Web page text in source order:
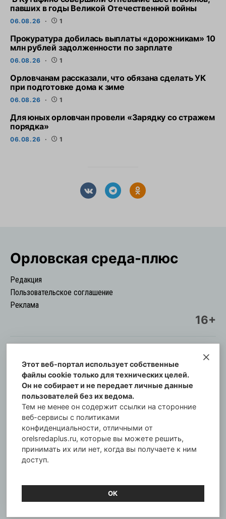
павших в годы Великой Отечественной войны
06.08.26 1
Прокуратура добилась выплаты «дорожникам» 10
млн рублей задолженности по зарплате
06.08.26 1
Орловчанам рассказали, что обязана сделать УК
при подготовке дома к зиме
06.08.26 1
Для юных орловчан провели «Зарядку со стражем
порядка»
06.08.26 1
Орловская cреда-плюс
Редакция
Пользовательское соглашение
Реклама
16+
© Информационный городской портал
Орловская cреда-плюс, 2021-2026
Свидетельство о регистрации СМИ: ПИ №57-
00254 от 29 октября 2013 г.
Газета зарегистрирована Управлением
Федеральной службы по надзору в сфере связи,
информационных технологий и массовых
коммуникаций по Орловской области.
Главный редактор: Татьяна Филёва
Этот веб-портал использует собственные
файлы cookie только для технических целей.
Он не собирает и не передает личные данные
пользователей без их ведома.
Тем не менее он содержит ссылки на сторонние
веб-сервисы с политиками
конфиденциальности, отличными от
orelsredaplus.ru, которые вы можете решить,
принимать их или нет, когда вы получаете к ним
доступ.
ОК